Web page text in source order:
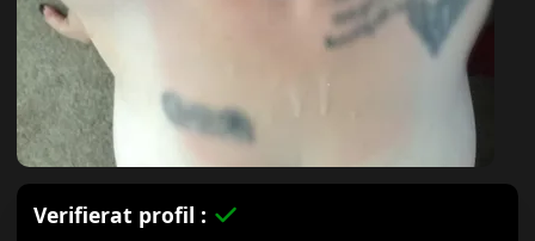
Verifierat profil :